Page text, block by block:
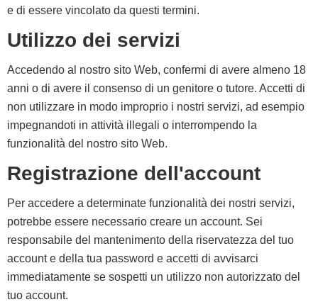
e di essere vincolato da questi termini.
Utilizzo dei servizi
Accedendo al nostro sito Web, confermi di avere almeno 18
anni o di avere il consenso di un genitore o tutore. Accetti di
non utilizzare in modo improprio i nostri servizi, ad esempio
impegnandoti in attività illegali o interrompendo la
funzionalità del nostro sito Web.
Registrazione dell'account
Per accedere a determinate funzionalità dei nostri servizi,
potrebbe essere necessario creare un account. Sei
responsabile del mantenimento della riservatezza del tuo
account e della tua password e accetti di avvisarci
immediatamente se sospetti un utilizzo non autorizzato del
tuo account.